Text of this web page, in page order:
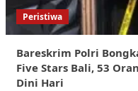
Peristiwa
Bareskrim Polri
Five Stars Bali, 53
Dini Hari